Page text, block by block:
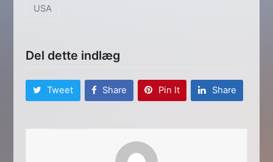
USA
Del dette indlæg
Tweet Share Pin It Share